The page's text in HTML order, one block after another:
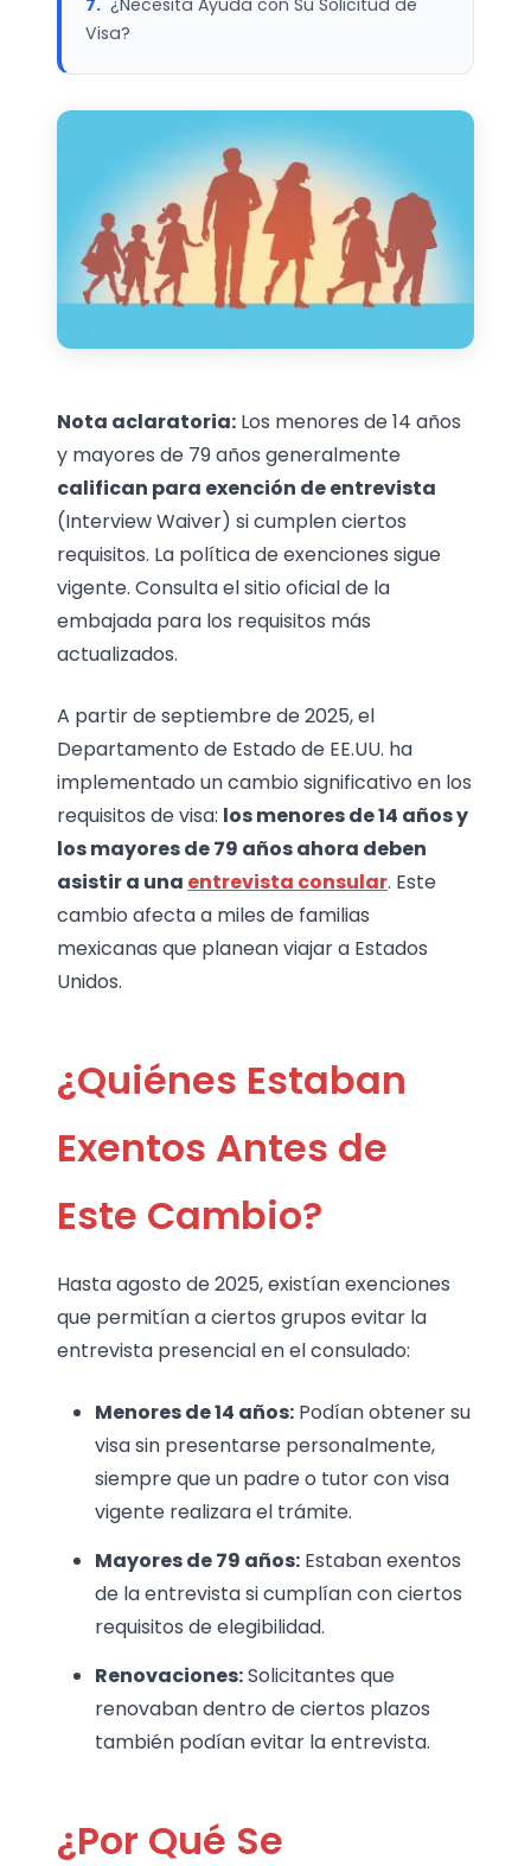
Visa?
Nota aclaratoria: Los menores de 14 años
y mayores de 79 años generalmente
califican para exención de entrevista
(Interview Waiver) si cumplen ciertos
requisitos. La política de exenciones sigue
vigente. Consulta el sitio oficial de la
embajada para los requisitos más
actualizados.
A partir de septiembre de 2025, el
Departamento de Estado de EE.UU. ha
implementado un cambio significativo en los
requisitos de visa: los menores de 14 años y
los mayores de 79 años ahora deben
asistir a una entrevista consular. Este
cambio afecta a miles de familias
mexicanas que planean viajar a Estados
Unidos.
¿Quiénes Estaban
Exentos Antes de
Este Cambio?
Hasta agosto de 2025, existían exenciones
que permitían a ciertos grupos evitar la
entrevista presencial en el consulado:
Menores de 14 años: Podían obtener su
visa sin presentarse personalmente,
siempre que un padre o tutor con visa
vigente realizara el trámite.
Mayores de 79 años: Estaban exentos
de la entrevista si cumplían con ciertos
requisitos de elegibilidad.
Renovaciones:Solicitantes que
renovaban dentro de ciertos plazos
también podían evitar la entrevista.
¿Por Qué Se